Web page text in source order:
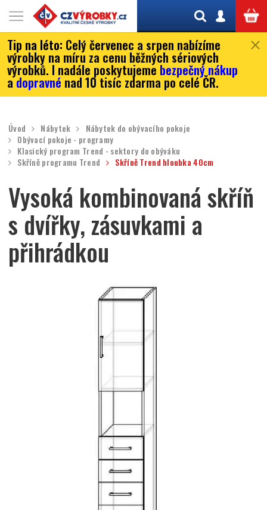
Tip na léto: Celý červenec a srpen nabízíme
výrobky na míru za cenu běžných sériových
výrobků. I nadále poskytujeme bezpečný nákup
adopravné nad 10 tisíc zdarma po celé ČR.
Úvod Nábytek
Nábytek do obývacího pokoje
Obývací pokoje - programy
Klasický program Trend - sektory do obýváku
Skříně programu Trend
Skříně Trend hloubka 40cm
Vysoká kombinovaná skříň
s dvířky, zásuvkami a
přihrádkou